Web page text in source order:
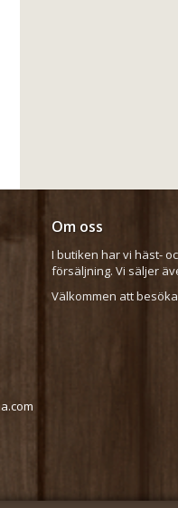
Om oss
I butiken har vi häst-
försäljning. Vi säljer
Välkommen att